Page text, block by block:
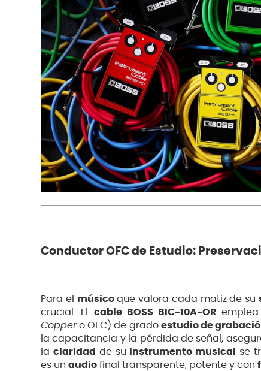
Conductor OFC de Estudio:
Para el músicoque valora cada matiz de su
crucial. El cable BOSS BIC-10A-OR emplea
Coppero OFC) de grado estudio de
la capacitancia y la pérdida de señal,
la claridad de su instrumento musical
se
es un audio final transparente, potente y con